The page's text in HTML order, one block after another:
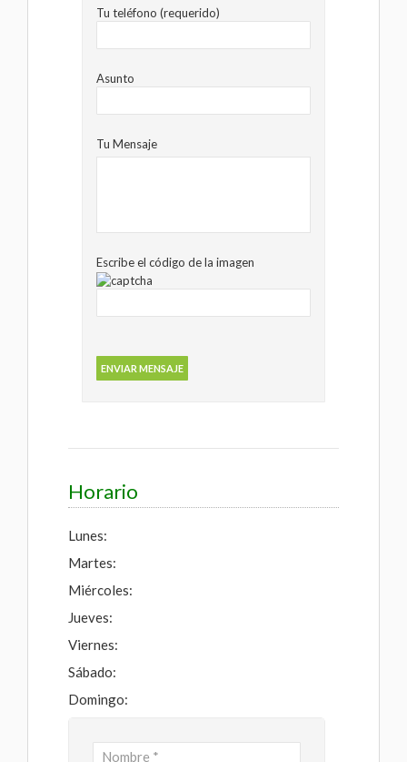
Tu teléfono (requerido)
Asunto
Tu Mensaje
Escribe el código de la imagen
Horario
Lunes:
Martes:
Miércoles:
Jueves:
Viernes:
Sábado:
Domingo: